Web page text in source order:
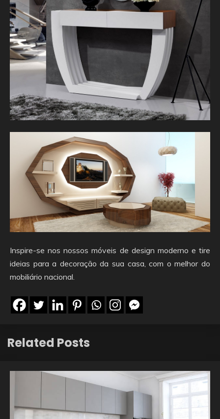
Inspire-se nos nossos móveis de design moderno e tire
ideias para a decoração da sua casa, com o melhor do
mobiliário nacional.
Related Posts